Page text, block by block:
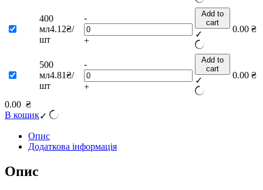
400
мл4.12₴/
шт
-
+
Add to
cart
✓
0.00 ₴
500
мл4.81₴/
шт
-
+
Add to
cart
✓
0.00 ₴
0.00 ₴
В кошик✓
Опис
Додаткова інформація
Опис